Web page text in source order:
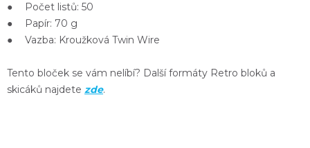
● Počet listů: 50
● Papír: 70 g
● Vazba: Kroužková Twin Wire
Tento bloček se vám nelíbí? Další formáty Retro bloků a
skicáků najdete zde.